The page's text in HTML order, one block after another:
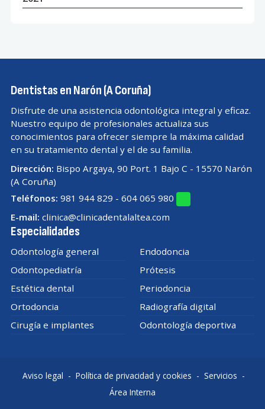
Dentistas en Narón (A Coruña)
Disfrute de una asistencia odontológica integral y eficaz.
Nuestro equipo de profesionales actualiza sus
conocimientos para ofrecer siempre la máxima calidad
en su tratamiento dental y el de su familia.
Dirección: Bispo Argaya, 90 Port. 1 Bajo C - 15570 Narón
(A Coruña)
Teléfonos: 981 944 829 - 604 065 980
E-mail: clinica@clinicadentalaltea.com
Especialidades
Odontología general
Endodoncia
Odontopediatría
Prótesis
Estética dental
Periodoncia
Ortodoncia
Radiografía digital
Cirugía e implantes
Odontología deportiva
Aviso legal - Política de privacidad y cookies - Servicios -
Área Interna